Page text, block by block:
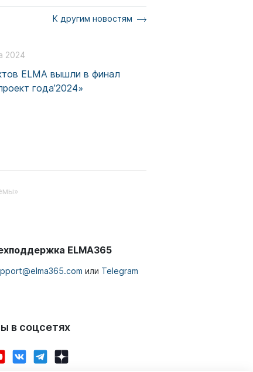
К другим новостям
2024
ELMA вышли в финал
года’2024»
ELMA365
или Telegram
в соцсетях